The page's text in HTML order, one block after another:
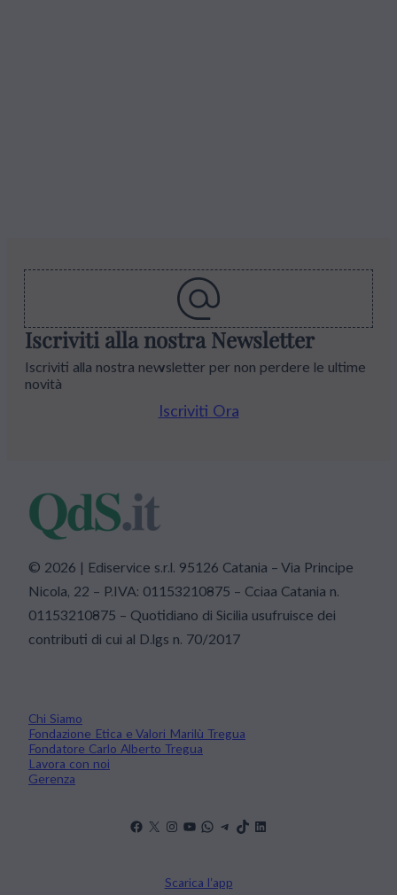
Iscriviti alla nostra Newsletter
Iscriviti alla nostra newsletter per non perdere le ultime
novità
Iscriviti Ora
© 2026 | Ediservice s.r.l. 95126 Catania – Via Principe
Nicola, 22 – P.IVA: 01153210875 – Cciaa Catania n.
01153210875 – Quotidiano di Sicilia usufruisce dei
contributi di cui al D.lgs n. 70/2017
Chi Siamo
Fondazione Etica e Valori Marilù Tregua
Fondatore Carlo Alberto Tregua
Lavora con noi
Gerenza
Scarica l’app